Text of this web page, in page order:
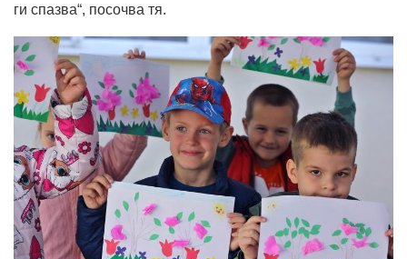
ги спазва“, посочва тя.